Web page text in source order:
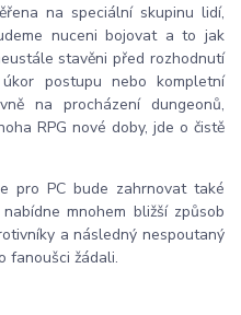
na speciální skupinu lidí,
nuceni bojovat a to jak
stavěni před rozhodnutí
postupu nebo kompletní
na procházení dungeonů,
RPG nové doby, jde o čistě
pro PC bude zahrnovat také
mnohem bližší způsob
a následný nespoutaný
fanoušci žádali.